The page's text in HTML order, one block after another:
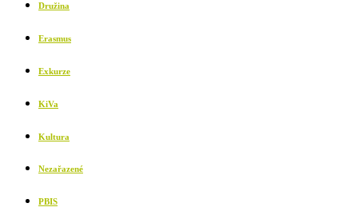
Družina
Erasmus
Exkurze
KiVa
Kultura
Nezařazené
PBIS